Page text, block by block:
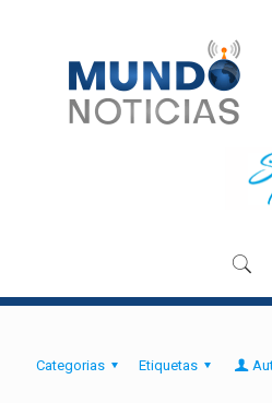
Categorias Etiquetas